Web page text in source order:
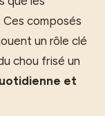
composés
un rôle clé
chou frisé un
et